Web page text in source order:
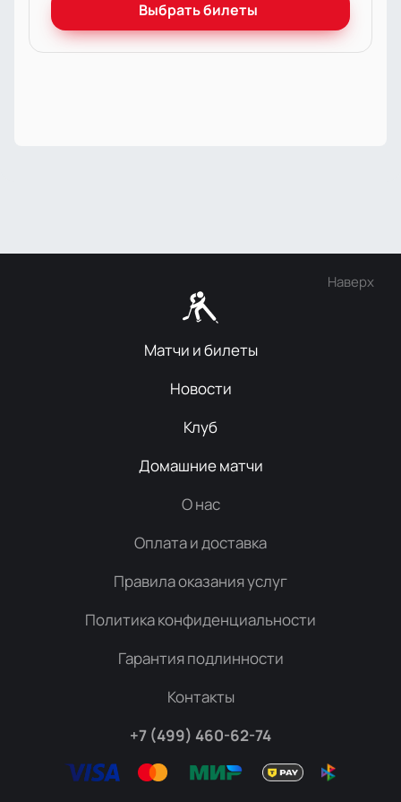
Выбрать билеты
Наверх
Матчи и билеты
Новости
Клуб
Домашние матчи
О нас
Оплата и доставка
Правила оказания услуг
Политика конфиденциальности
Гарантия подлинности
Контакты
+7 (499) 460-62-74